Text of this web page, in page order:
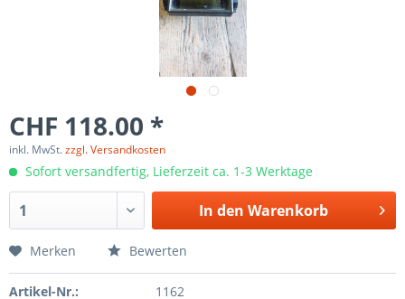
CHF 118.00 *
inkl. MwSt.zzgl. Versandkosten
Sofort versandfertig, Lieferzeit ca. 1-3 Werktage
In den Warenkorb
Merken Bewerten
Artikel-Nr.: 1162